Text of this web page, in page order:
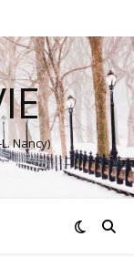
Nancy)